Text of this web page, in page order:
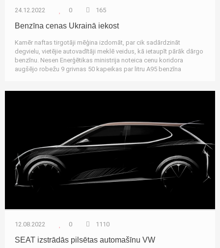
24.12.2022 0 165
Benzīna cenas Ukrainā iekost
Kamēr naftas tirgotāji mēģina izdomāt, par cik sadārdzināt
degvielu, vietējie autovadītāji meklē veidus, kā ietaupīt pārāk dārgo
benzīnu. Nesen Enerģētikas ministrija noteica cenu koridora
augšējo robežu 9 grivnas 50 kapeikas par litru A95 benzīna
12.08.2022 0 1110
SEAT izstrādās pilsētas automašīnu VW